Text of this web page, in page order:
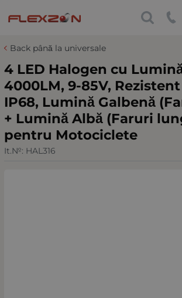
Back până la universale
4 LED Halogen cu
4000LM, 9-85V,
IP68, Lumină Galbenă
+ Lumină Albă (Faruri
pentru Motociclete
It.№: HAL316